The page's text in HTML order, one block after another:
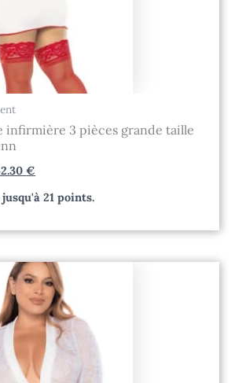
infirmière 3 pièces grande taille
€
jusqu'à 21 points.